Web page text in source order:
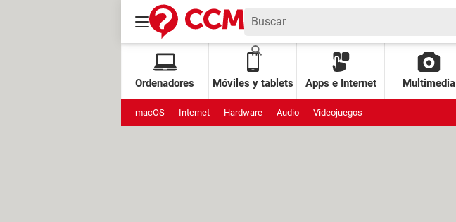
Ordenadores Móviles y tablets Apps e Internet Multimedia
macOS Internet Hardware Audio Videojuegos